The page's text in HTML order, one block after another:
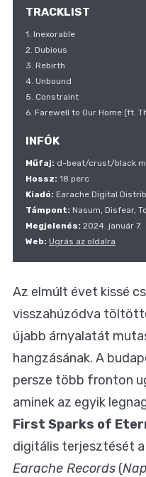
TRACKLIST
1. Inexorable
2. Dubious
3. Rebirth
4. Unbound
5. Constraint
6. Farewell to Our Home (ft.
INFÓK
Műfaj: d-beat/crust/black
Hossz: 18 perc
Kiadó: Earache Digital
Támpont: Nasum, Disfear,
Megjelenés: 2024. január 7.
Web: Ugrás az oldalra
Az elmúlt évet kissé
visszahúzódva
újabb árnyalatát
hangzásának. A
persze több fronton
aminek az egyik
First Sparks of
digitális terjesztését
Earache Records (